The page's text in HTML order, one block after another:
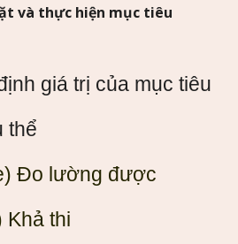
và thực hiện mục tiêu
giá trị của mục tiêu
thể
Đo lường được
Khả thi